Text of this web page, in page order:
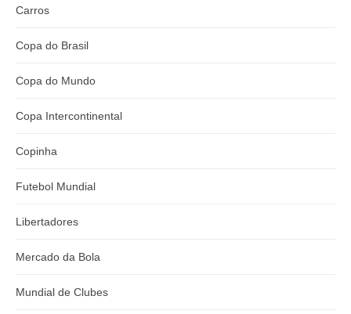
Carros
Copa do Brasil
Copa do Mundo
Copa Intercontinental
Copinha
Futebol Mundial
Libertadores
Mercado da Bola
Mundial de Clubes